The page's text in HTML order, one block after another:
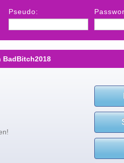
Pseudo:
BadBitch2018